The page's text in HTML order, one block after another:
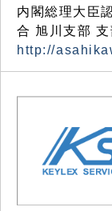
内閣総理大臣
合 旭川支部
http://